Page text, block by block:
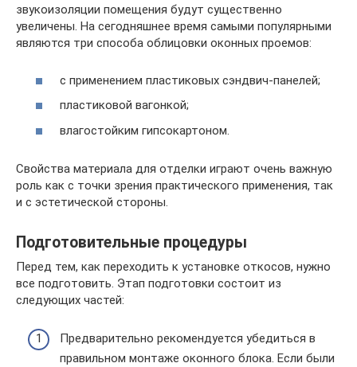
звукоизоляции помещения будут существенно
увеличены. На сегодняшнее время самыми популярными
являются три способа облицовки оконных проемов:
с применением пластиковых сэндвич-панелей;
пластиковой вагонкой;
влагостойким гипсокартоном.
Свойства материала для отделки играют очень важную
роль как с точки зрения практического применения, так
и с эстетической стороны.
Подготовительные процедуры
Перед тем, как переходить к установке откосов, нужно
все подготовить. Этап подготовки состоит из
следующих частей:
Предварительно рекомендуется убедиться в
правильном монтаже оконного блока. Если были